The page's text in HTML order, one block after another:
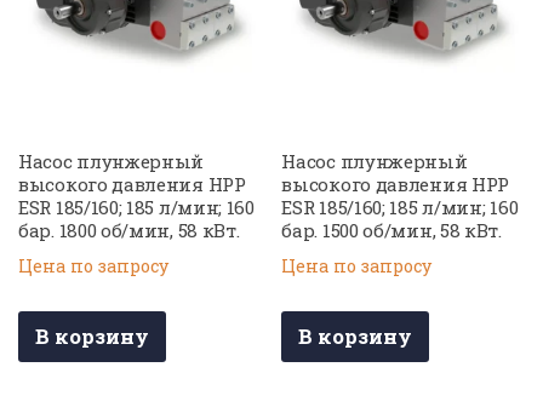
Насос плунжерный
высокого давления HPP
ESR 185/160; 185 л/мин; 160
бар. 1800 об/мин, 58 кВт.
Цена по запросу
В корзину
Насос плунжерный
высокого давления HPP
ESR 185/160; 185 л/мин; 160
бар. 1500 об/мин, 58 кВт.
Цена по запросу
В корзину